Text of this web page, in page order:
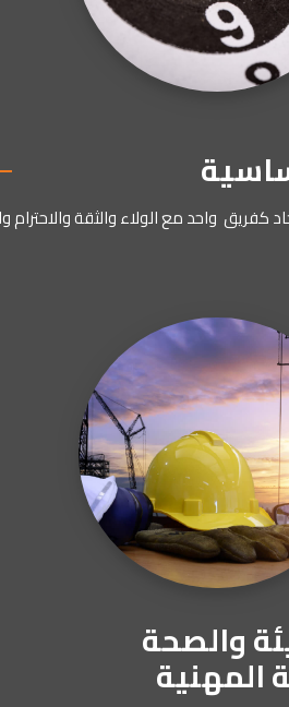
كفريق واحدمعالولاءوالثقةوالاحترام
والصحة
المهنية